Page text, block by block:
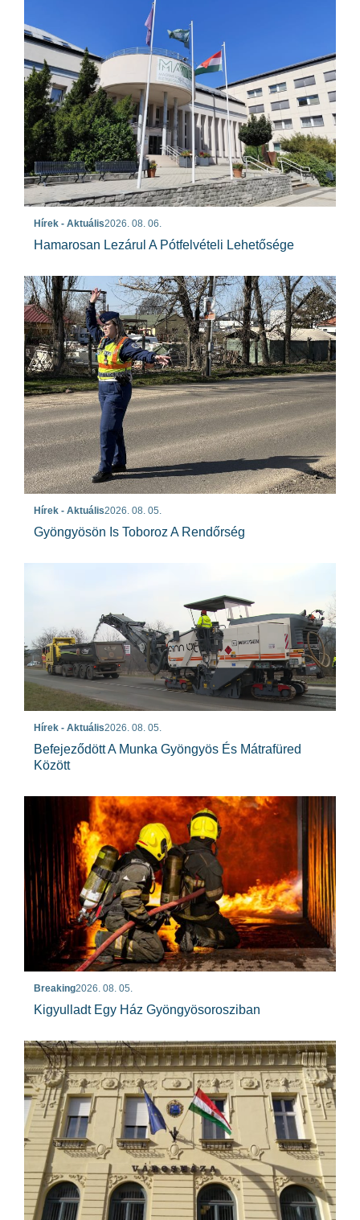
Hírek - Aktuális2026. 08. 06.
Hamarosan Lezárul A Pótfelvételi Lehetősége
Hírek - Aktuális2026. 08. 05.
Gyöngyösön Is Toboroz A Rendőrség
Hírek - Aktuális2026. 08. 05.
Befejeződött A Munka Gyöngyös És Mátrafüred
Között
Breaking2026. 08. 05.
Kigyulladt Egy Ház Gyöngyösorosziban